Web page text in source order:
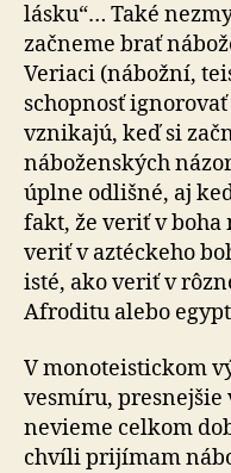
lásku“… Také
začneme brať
Veriaci (nábožní,
schopnosť
vznikajú, keď si
náboženských
úplne odlišné, aj
fakt, že veriť v boha
veriť v aztéckeho
isté, ako veriť v
Afroditu alebo
V monoteistickom
vesmíru, presnejšie
nevieme celkom
chvíli prijímam